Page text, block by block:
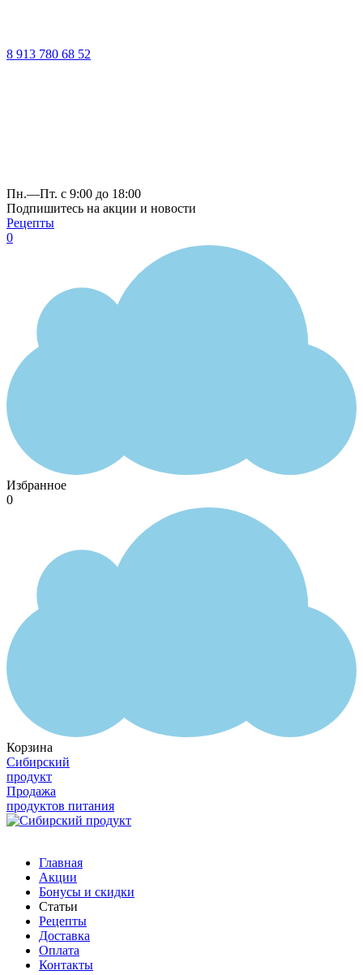
8 913 780 68 52
Пн.—Пт. с 9:00 до 18:00
Подпишитесь на акции и новости
Рецепты
0
Избранное
0
Корзина
Сибирский
продукт
Продажа
продуктов питания
Главная
Акции
Бонусы и скидки
Статьи
Рецепты
Доставка
Оплата
Контакты